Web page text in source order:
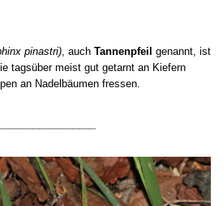
pinastri), auch Tannenpfeil genannt, ist
tagsüber meist gut getarnt an Kiefern
an Nadelbäumen fressen.